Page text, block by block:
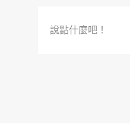
說點什麼吧！